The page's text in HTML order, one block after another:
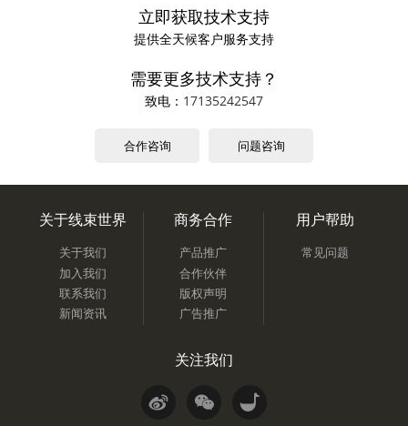
立即获取技术支持
提供全天候客户服务支持
需要更多技术支持？
致电： 17135242547
合作咨询 问题咨询
关于线束世界
关于我们
加入我们
联系我们
新闻资讯
商务合作
产品推广
合作伙伴
版权声明
广告推广
用户帮助
常见问题
关注我们